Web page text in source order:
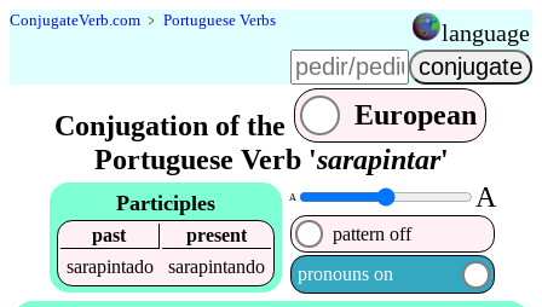
ConjugateVerb.com ﹥ Portuguese Verbs language
Conjugation of the
European
Portuguese Verb 'sarapintar'
Participles
past
present
sarapintado
sarapintando
A A
pattern off
pronouns on